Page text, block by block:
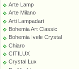
Arte Lamp
Arte Milano
Arti Lampadari
Bohemia Art Classic
Bohemia Ivele Crystal
Chiaro
CITILUX
Crystal Lux